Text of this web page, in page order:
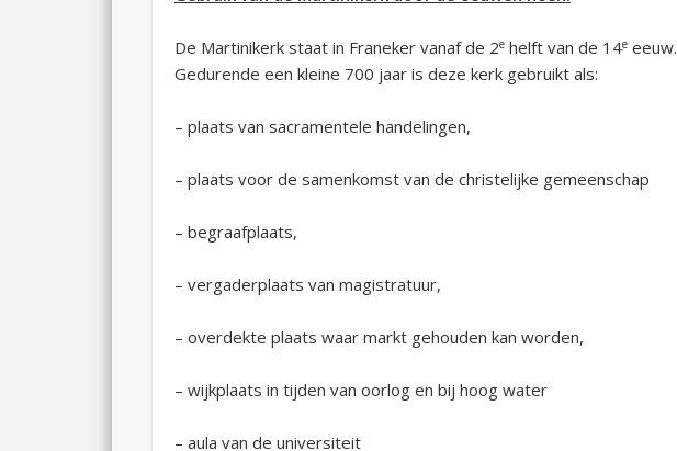
De Martinikerk staat in Franeker vanaf de 2ehelft van de 14eeeuw.
Gedurende een kleine 700 jaar is deze kerk gebruikt als:
– plaats van sacramentele handelingen,
– plaats voor de samenkomst van de christelijke gemeenschap
– begraafplaats,
– vergaderplaats van magistratuur,
– overdekte plaats waar markt gehouden kan worden,
– wijkplaats in tijden van oorlog en bij hoog water
– aula van de universiteit